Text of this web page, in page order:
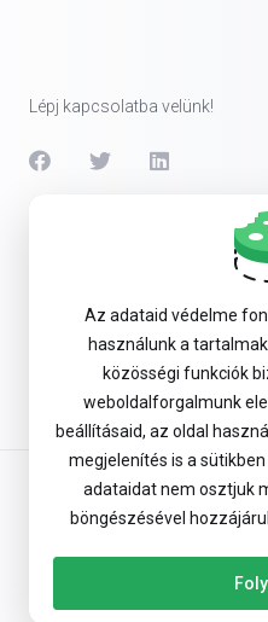
Lépj kapcsolatba velünk!
Company
Általános
Az adataid védelme
használunk a
közösségi funkciók
weboldalforgalmunk
beállításaid, az oldal
megjelenítés is a
adataidat nem osztjuk
böngészésével